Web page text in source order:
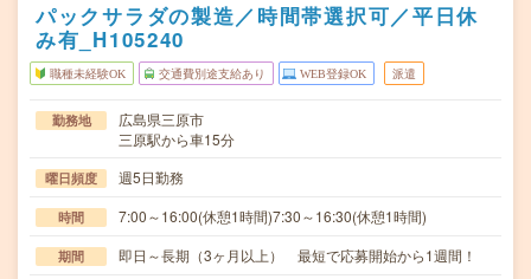
パックサラダの製造／時間帯選択可／平日休
み有_H105240
職種未経験OK 交通費別途支給あり WEB登録OK 派遣
勤務地
広島県三原市
三原駅から車15分
曜日頻度 週5日勤務
時間 7:00～16:00(休憩1時間)7:30～16:30(休憩1時間)
期間 即日～長期（3ヶ月以上） 最短で応募開始から1週間！